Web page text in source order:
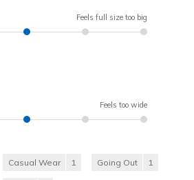
Feels full size too big
Feels too wide
Casual Wear 1 Going Out 1